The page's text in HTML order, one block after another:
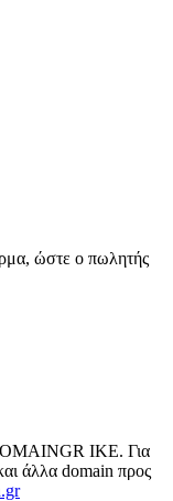
ώστε ο πωλητής
ΙΚΕ. Για
άλλα domain προς